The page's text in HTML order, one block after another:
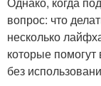
вопрос: что
несколько
которые
без